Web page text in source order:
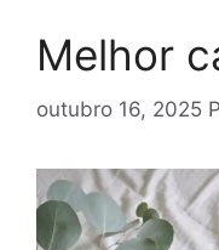
Melhor
outubro 16, 2025